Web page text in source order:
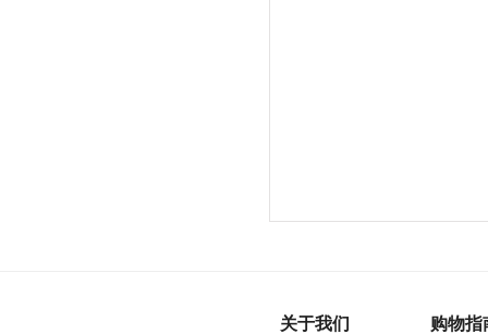
关于我们 购物指